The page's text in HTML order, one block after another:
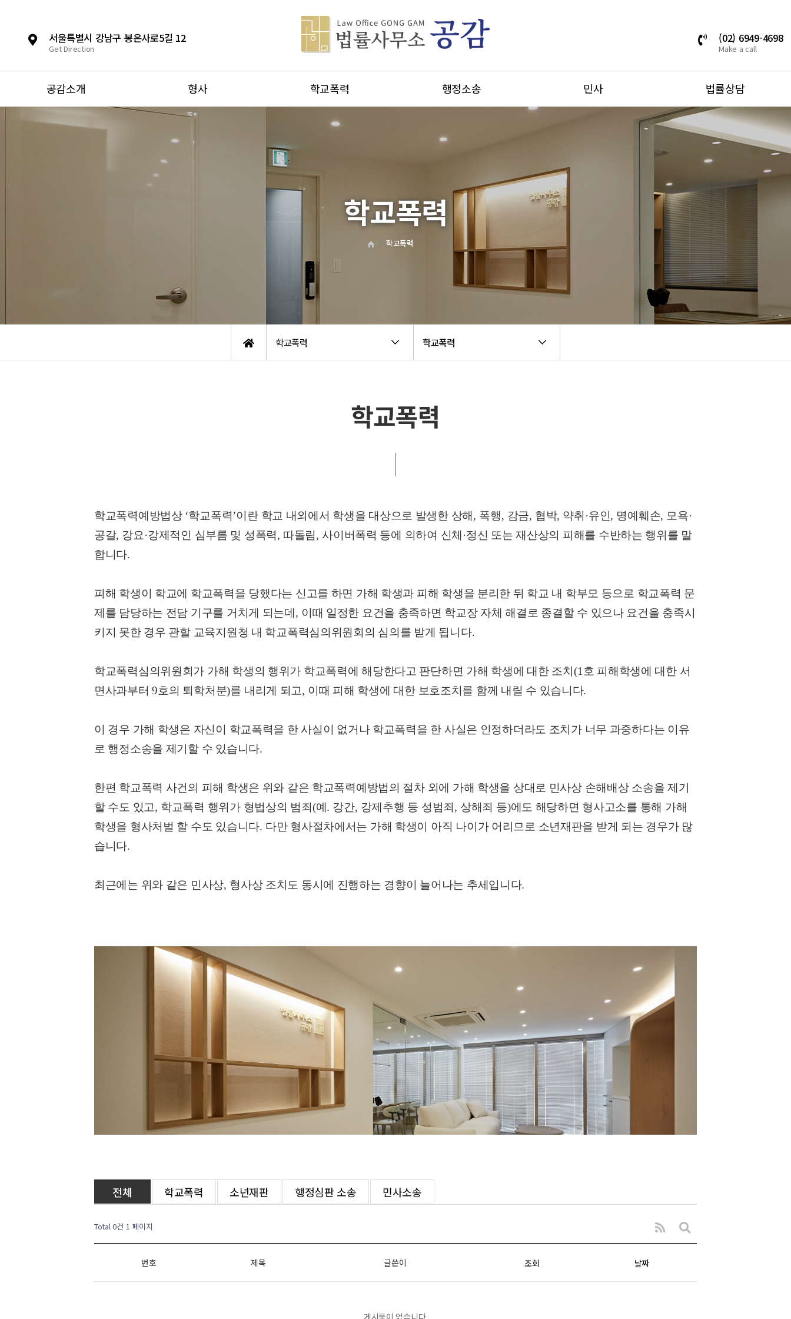
서울특별시 강남구 봉은사로5길 12
Get Direction
(02) 6949-4698
Make a call
공감소개 형사 학교폭력 행정소송 민사 법률상담
학교폭력 학교폭력
학교폭력
학교폭력
학교폭력
학교폭력예방법상 ‘학교폭력’이란 학교 내외에서 학생을 대상으로 발생한 상해 , 폭행, 감금, 협박, 약취 ·유인, 명예훼손, 모욕·
공갈, 강요 ·강제적인 심부름 및 성폭력, 따돌림, 사이버폭력 등에 의하여 신체 ·정신 또는 재산상의 피해를 수반하는 행위를 말
합니다.
피해 학생이 학교에 학교폭력을 당했다는 신고를 하면 가해 학생과 피해 학생을 분리한 뒤 학교 내 학부모 등으로 학교폭력 문
제를 담당하는 전담 기구를 거치게 되는데 , 이때 일정한 요건을 충족하면 학교장 자체 해결로 종결할 수 있으나 요건을 충족시
키지 못한 경우 관할 교육지원청 내 학교폭력심의위원회의 심의를 받게 됩니다.
학교폭력심의위원회가 가해 학생의 행위가 학교폭력에 해당한다고 판단하면 가해 학생에 대한 조치 (1 호 피해학생에 대한 서
면사과부터9호의 퇴학처분)를 내리게 되고, 이때 피해 학생에 대한 보호조치를 함께 내릴 수 있습니다.
이 경우 가해 학생은 자신이 학교폭력을 한 사실이 없거나 학교폭력을 한 사실은 인정하더라도 조치가 너무 과중하다는 이유
로 행정소송을 제기할 수 있습니다.
한편 학교폭력 사건의 피해 학생은 위와 같은 학교폭력예방법의 절차 외에 가해 학생을 상대로 민사상 손해배상 소송을 제기
할 수도 있고, 학교폭력 행위가 형법상의 범죄 (예 . 강간, 강제추행 등 성범죄 , 상해죄 등)에도 해당하면 형사고소를 통해 가해
학생을 형사처벌 할 수도 있습니다. 다만 형사절차에서는 가해 학생이 아직 나이가 어리므로 소년재판을 받게 되는 경우가 많
습니다.
최근에는 위와 같은 민사상, 형사상 조치도 동시에 진행하는 경향이 늘어나는 추세입니다.
전체 학교폭력 소년재판 행정심판 소송 민사소송
Total 0건 1 페이지
번호 제목 글쓴이 조회 날짜
게시물이 없습니다.